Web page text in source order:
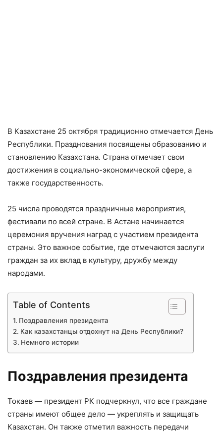
В Казахстане 25 октября традиционно отмечается День
Республики. Празднования посвящены образованию и
становлению Казахстана. Страна отмечает свои
достижения в социально-экономической сфере, а
также государственность.
25 числа проводятся праздничные мероприятия,
фестивали по всей стране. В Астане начинается
церемония вручения наград с участием президента
страны. Это важное событие, где отмечаются заслуги
граждан за их вклад в культуру, дружбу между
народами.
Table of Contents
Поздравления президента
Как казахстанцы отдохнут на День Республики?
Немного истории
Поздравления президента
Токаев — президент РК подчеркнул, что все граждане
страны имеют общее дело — укреплять и защищать
Казахстан. Он также отметил важность передачи